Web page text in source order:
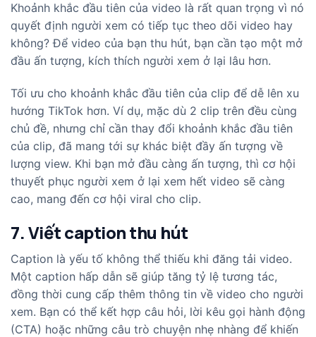
Khoảnh khắc đầu tiên của video là rất quan trọng vì nó
quyết định người xem có tiếp tục theo dõi video hay
không? Để video của bạn thu hút, bạn cần tạo một mở
đầu ấn tượng, kích thích người xem ở lại lâu hơn.
Tối ưu cho khoảnh khắc đầu tiên của clip để dễ lên xu
hướng TikTok hơn. Ví dụ, mặc dù 2 clip trên đều cùng
chủ đề, nhưng chỉ cần thay đổi khoảnh khắc đầu tiên
của clip, đã mang tới sự khác biệt đầy ấn tượng về
lượng view. Khi bạn mở đầu càng ấn tượng, thì cơ hội
thuyết phục người xem ở lại xem hết video sẽ càng
cao, mang đến cơ hội viral cho clip.
7. Viết caption thu hút
Caption là yếu tố không thể thiếu khi đăng tải video.
Một caption hấp dẫn sẽ giúp tăng tỷ lệ tương tác,
đồng thời cung cấp thêm thông tin về video cho người
xem. Bạn có thể kết hợp câu hỏi, lời kêu gọi hành động
(CTA) hoặc những câu trò chuyện nhẹ nhàng để khiến